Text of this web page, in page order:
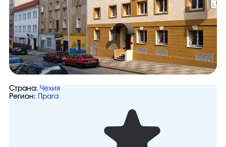
Страна: Чехия
Регион:
Прага